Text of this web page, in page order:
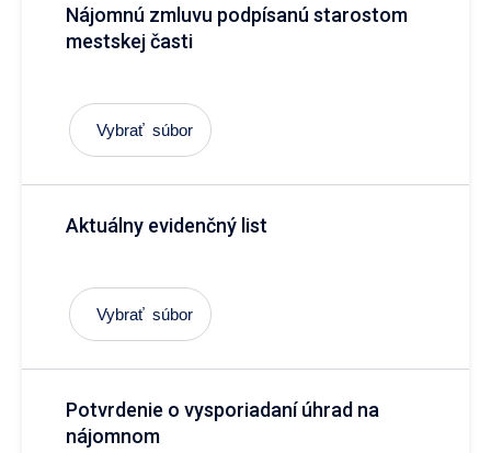
Nájomnú zmluvu podpísanú starostom
mestskej časti
Vybrať súbor
Aktuálny evidenčný list
Vybrať súbor
Potvrdenie o vysporiadaní úhrad na
nájomnom